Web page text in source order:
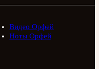
Видео Орфей
Ноты Орфей